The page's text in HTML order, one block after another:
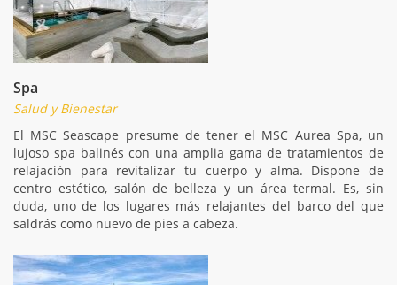
Spa
Salud y Bienestar
El MSC Seascape presume de tener el MSC Aurea Spa, un
lujoso spa balinés con una amplia gama de tratamientos de
relajación para revitalizar tu cuerpo y alma. Dispone de
centro estético, salón de belleza y un área termal. Es, sin
duda, uno de los lugares más relajantes del barco del que
saldrás como nuevo de pies a cabeza.